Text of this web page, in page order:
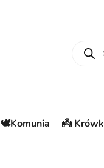
🕊️Komunia 👼